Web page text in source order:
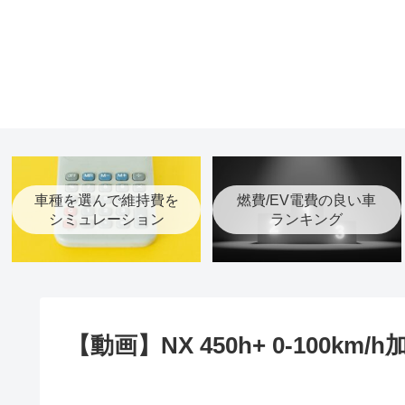
車種を選んで維持費を
シミュレーション
燃費/EV電費の良い車
ランキング
【動画】NX 450h+ 0-100km/